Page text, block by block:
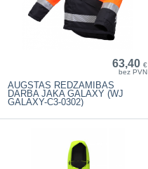
63,40 €
bez PVN
AUGSTAS REDZAMĪBAS
DARBA JAKA GALAXY (WJ
GALAXY-C3-0302)